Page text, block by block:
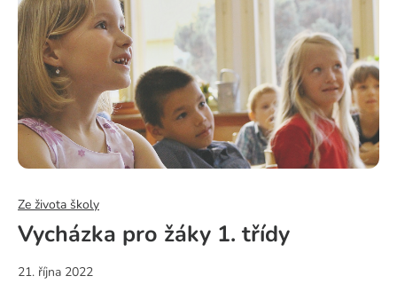
Ze života školy
Vycházka pro žáky 1. třídy
21. října 2022